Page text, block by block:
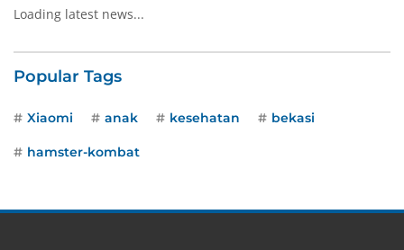
Loading latest news...
Popular Tags
Xiaomi anak kesehatan bekasi
hamster-kombat